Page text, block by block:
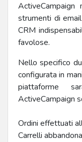
strumenti di
CRM
favolose.
Nello specifico
configurata in
piattaforme
ActiveCampaign
Ordini effettuati
Carrelli